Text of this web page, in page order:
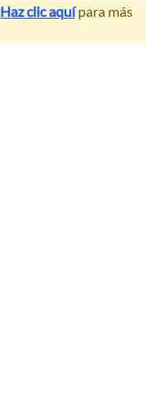
×
Haz clic aquípara más